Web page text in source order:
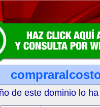
de este dominio lo